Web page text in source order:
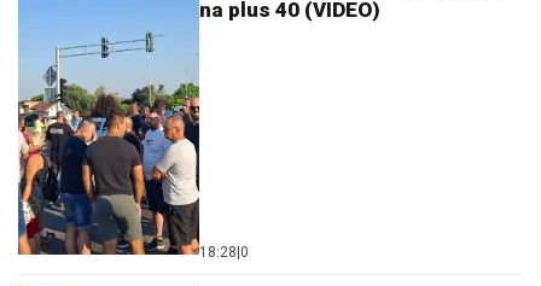
na plus 40 (VIDEO)
18:28 0